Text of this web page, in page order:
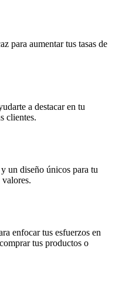
para aumentar tus tasas de
a destacar en tu
clientes.
un diseño únicos para tu
enfocar tus esfuerzos en
tus productos o